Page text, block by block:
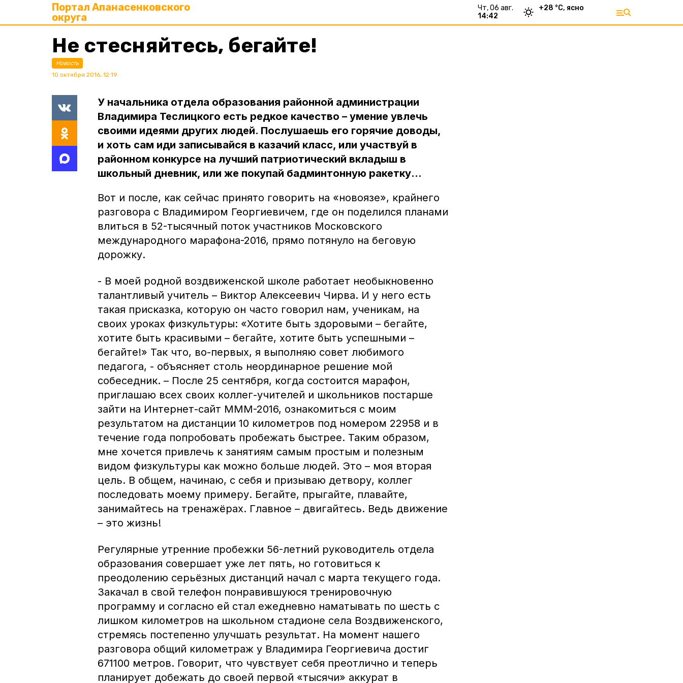
Портал Апанасенковского
округа
чт, 06 авг.
14:42
+28 °С, ясно
Не стесняйтесь, бегайте!
Новость
10 октября 2016, 12:19
У начальника отдела образования районной администрации
Владимира Теслицкого есть редкое качество – умение увлечь
своими идеями других людей. Послушаешь его горячие доводы,
и хоть сам иди записывайся в казачий класс, или участвуй в
районном конкурсе на лучший патриотический вкладыш в
школьный дневник, или же покупай бадминтонную ракетку…
Вот и после, как сейчас принято говорить на «новоязе», крайнего
разговора с Владимиром Георгиевичем, где он поделился планами
влиться в 52-тысячный поток участников Московского
международного марафона-2016, прямо потянуло на беговую
дорожку.
- В моей родной воздвиженской школе работает необыкновенно
талантливый учитель – Виктор Алексеевич Чирва. И у него есть
такая присказка, которую он часто говорил нам, ученикам, на
своих уроках физкультуры: «Хотите быть здоровыми – бегайте,
хотите быть красивыми – бегайте, хотите быть успешными –
бегайте!» Так что, во-первых, я выполняю совет любимого
педагога, - объясняет столь неординарное решение мой
собеседник. – После 25 сентября, когда состоится марафон,
приглашаю всех своих коллег-учителей и школьников постарше
зайти на Интернет-сайт МММ-2016, ознакомиться с моим
результатом на дистанции 10 километров под номером 22958 и в
течение года попробовать пробежать быстрее. Таким образом,
мне хочется привлечь к занятиям самым простым и полезным
видом физкультуры как можно больше людей. Это – моя вторая
цель. В общем, начинаю, с себя и призываю детвору, коллег
последовать моему примеру. Бегайте, прыгайте, плавайте,
занимайтесь на тренажёрах. Главное – двигайтесь. Ведь движение
– это жизнь!
Регулярные утренние пробежки 56-летний руководитель отдела
образования совершает уже лет пять, но готовиться к
преодолению серьёзных дистанций начал с марта текущего года.
Закачал в свой телефон понравившуюся тренировочную
программу и согласно ей стал ежедневно наматывать по шесть с
лишком километров на школьном стадионе села Воздвиженского,
стремясь постепенно улучшать результат. На момент нашего
разговора общий километраж у Владимира Георгиевича достиг
671100 метров. Говорит, что чувствует себя преотлично и теперь
планирует добежать до своей первой «тысячи» аккурат в